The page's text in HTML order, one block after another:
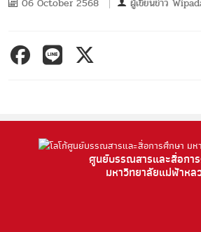
06 October 2568 ผู้เขียนข่าว
ศูนย์บรรณสารและสื่อกา
มหาวิทยาลัยแม่ฟ้าหล